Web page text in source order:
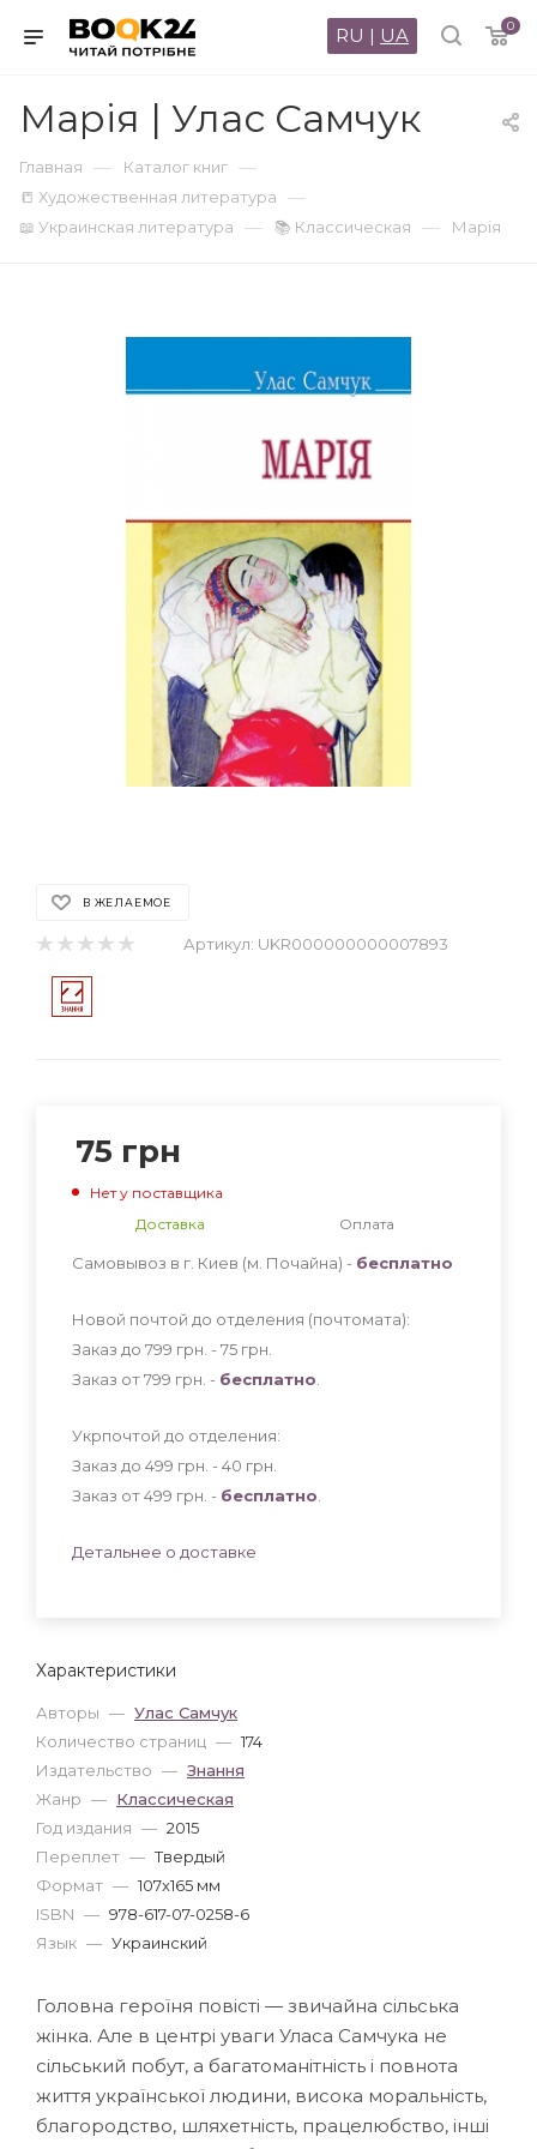
0
RU | UA
Марія | Улас Самчук
Главная — Каталог книг —
📒 Художественная литература —
📖 Украинская литература — 📚 Классическая — Марія
В ЖЕЛАЕМОЕ
Артикул: UKR000000000007893
Характеристики
Авторы — Улас Самчук
Количество страниц — 174
Издательство — Знання
Жанр — Классическая
Год издания — 2015
Переплет — Твердый
Формат — 107x165 мм
ISBN — 978-617-07-0258-6
Язык — Украинский
75 грн
Нет у поставщика
Доставка
Оплата
Самовывоз в г. Киев (м. Почайна) - бесплатно
Новой почтой до отделения (почтомата):
Заказ до 799 грн. - 75 грн
Заказ от 799 грн. - бесплатно
Укрпочтой до отделения:
Заказ до 499 грн. - 40 грн
Заказ от 499 грн. - бесплатно
Детальнее о доставке
Головна героїня повісті — звичайна сільська
жінка. Але в центрі уваги Уласа Самчука не
сільський побут, а багатоманітність і повнота
життя української людини, висока моральність,
благородство, шляхетність, працелюбство, інші